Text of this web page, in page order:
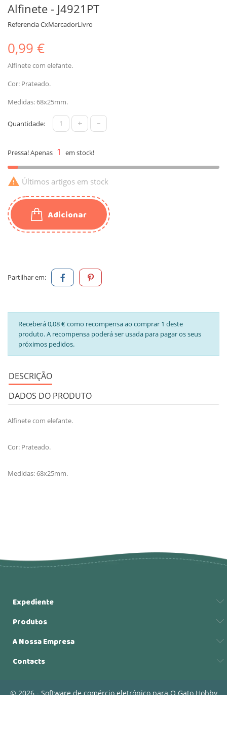
Alfinete - J4921PT
ReferenciaCxMarcadorLivro
0,99 €
Alfinete com elefante.
Cor: Prateado.
Medidas: 68x25mm.
Quantidade: + -
Pressa! Apenas 1 em stock!
 Últimos artigos em stock
Adicionar
Partilhar em:
Receberá 0,08 € como recompensa ao comprar 1 deste
produto. A recompensa poderá ser usada para pagar os seus
próximos pedidos.
DESCRIÇÃO
DADOS DO PRODUTO
Alfinete com elefante.
Cor: Prateado.
Medidas: 68x25mm.
Expediente
Produtos
A Nossa Empresa
Contacts
© 2026 - Software de comércio eletrónico para O Gato Hobby